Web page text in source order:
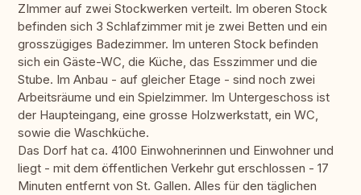
ZImmer auf zwei Stockwerken verteilt. Im oberen Stock
befinden sich 3 Schlafzimmer mit je zwei Betten und ein
grosszügiges Badezimmer. Im unteren Stock befinden
sich ein Gäste-WC, die Küche, das Esszimmer und die
Stube. Im Anbau - auf gleicher Etage - sind noch zwei
Arbeitsräume und ein Spielzimmer. Im Untergeschoss ist
der Haupteingang, eine grosse Holzwerkstatt, ein WC,
sowie die Waschküche.
Das Dorf hat ca. 4100 Einwohnerinnen und Einwohner und
liegt - mit dem öffentlichen Verkehr gut erschlossen - 17
Minuten entfernt von St. Gallen. Alles für den täglichen